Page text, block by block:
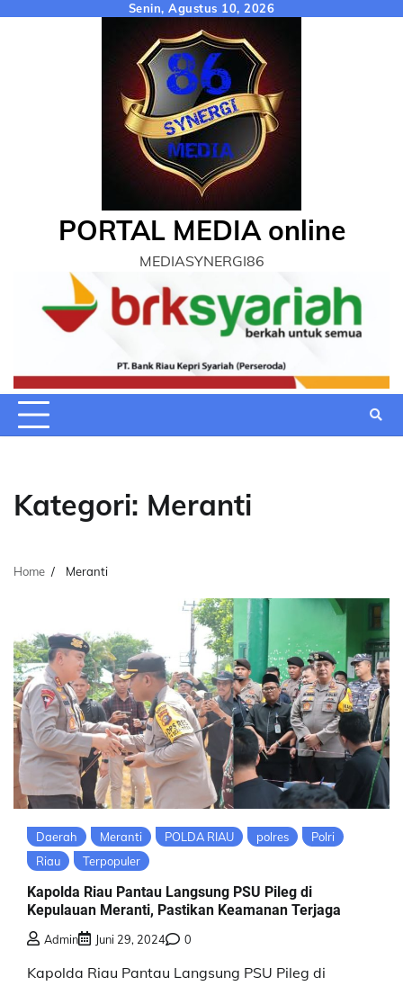
Senin, Agustus 10, 2026
PORTAL MEDIA online
MEDIASYNERGI86
Kategori: Meranti
Home Meranti
Daerah Meranti POLDA RIAU polres
Polri
Riau
Terpopuler
Kapolda Riau Pantau Langsung PSU Pileg di
Kepulauan Meranti, Pastikan Keamanan Terjaga
Admin Juni 29, 2024 0
Kapolda Riau Pantau Langsung PSU Pileg di